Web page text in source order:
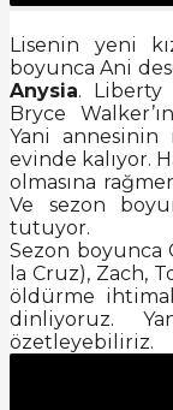
Lisenin yeni
boyunca Ani
Anysia. Liberty
Bryce
Yani
evinde kalıyor.
olmasına
Ve sezon
tutuyor.
Sezon boyunca
la Cruz), Zach,
öldürme
dinliyoruz.
özetleyebiliriz.